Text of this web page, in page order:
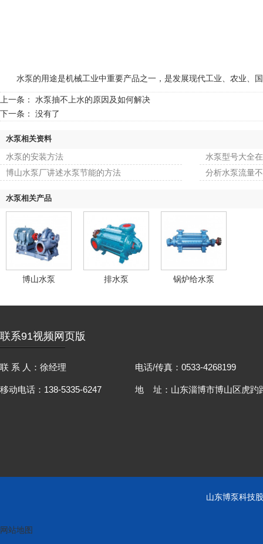
水泵的用途是机械工业中重要产品之一，是发展现代工业、农业、
上一条： 水泵抽不上水的原因及如何解决
下一条： 没有了
水泵相关资料
水泵的安装方法
水泵型号大全
博山水泵厂讲述水泵节能的方法
分析水泵流量
水泵相关产品
博山水泵 排水泵 锅炉给水泵
联系91视频网页版
联 系 人：徐经理
移动电话：138-5335-6247
电话/传真：0533-4268199
地 址：山东淄博市博山区虎趵
山东博泵科技
网站地图